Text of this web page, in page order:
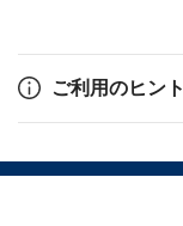
ご利用のヒント